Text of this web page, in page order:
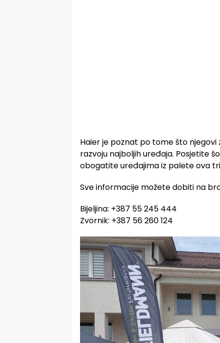
Haier je poznat po tome što
razvoju najboljih uređaja. Posjetite
obogatite uređajima iz palete ova
Sve informacije možete dobiti na
Bijeljina: +387 55 245 444
Zvornik: +387 56 260 124